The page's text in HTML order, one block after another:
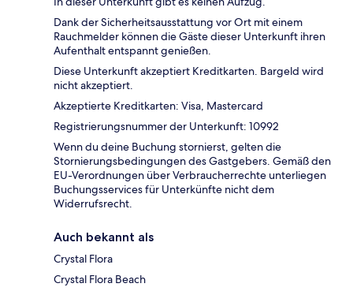
Dank der Sicherheitsausstattung vor Ort mit einem
Rauchmelder können die Gäste dieser Unterkunft ihren
Aufenthalt entspannt genießen.
Diese Unterkunft akzeptiert Kreditkarten. Bargeld wird
nicht akzeptiert.
Akzeptierte Kreditkarten: Visa, Mastercard
Registrierungsnummer der Unterkunft: 10992
Wenn du deine Buchung stornierst, gelten die
Stornierungsbedingungen des Gastgebers. Gemäß den
EU-Verordnungen über Verbraucherrechte unterliegen
Buchungsservices für Unterkünfte nicht dem
Widerrufsrecht.
Auch bekannt als
Crystal Flora
Crystal Flora Beach